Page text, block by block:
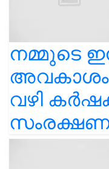
നമ്മുടെ
അവകാശം
വഴി